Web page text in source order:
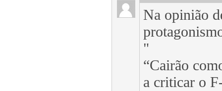
Na opinião
"
“Cairão
a criticar o